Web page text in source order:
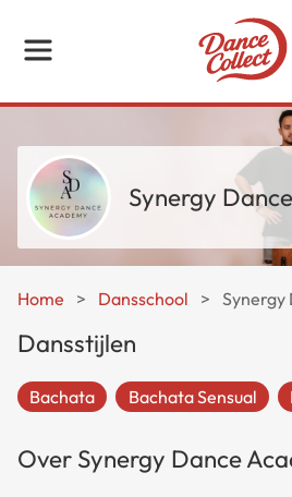
Synergy
Home > Dansschool > Synergy
Dansstijlen
Bachata Bachata Sensual
Over Synergy Dance